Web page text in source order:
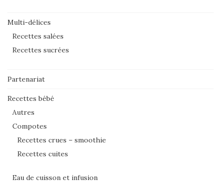
Multi-délices
Recettes salées
Recettes sucrées
Partenariat
Recettes bébé
Autres
Compotes
Recettes crues – smoothie
Recettes cuites
Eau de cuisson et infusion